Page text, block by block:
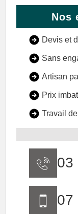
Nos
Devis et
Sans
Artisan
Prix
Travail
03
07